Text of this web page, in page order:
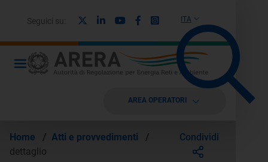
ITA
Seguici su: LinkedinYoutubeFacebook
Instagram
AREA OPERATORI
Home / Atti e provvedimenti
/
dettaglio
Condividi